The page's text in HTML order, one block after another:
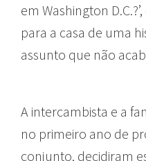
em Washington
para a casa de uma
assunto que não
A intercambista e a
no primeiro ano de
conjunto, decidiram